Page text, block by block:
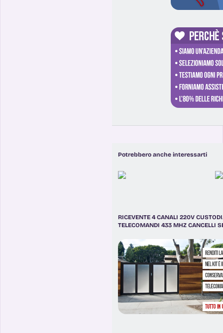
Potrebbero anche interessarti
RICEVENTE 4 CANALI 220V
TELECOMANDI 433 MHZ CANCELLI